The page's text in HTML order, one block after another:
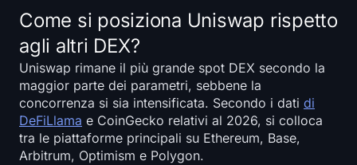
Come si posiziona Uniswap rispetto
agli altri DEX?
Uniswap rimane il più grande spot DEX secondo la
maggior parte dei parametri, sebbene la
concorrenza si sia intensificata. Secondo i dati di
DeFiLlama e CoinGecko relativi al 2026, si colloca
tra le piattaforme principali su Ethereum, Base,
Arbitrum, Optimism e Polygon.